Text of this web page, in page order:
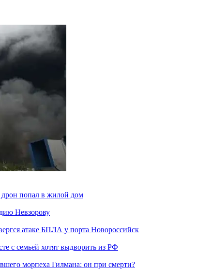
попал в жилой дом
Невзорову
атаке БПЛА у порта Новороссийск
с семьей хотят выдворить из РФ
морпеха Гилмана: он при смерти?